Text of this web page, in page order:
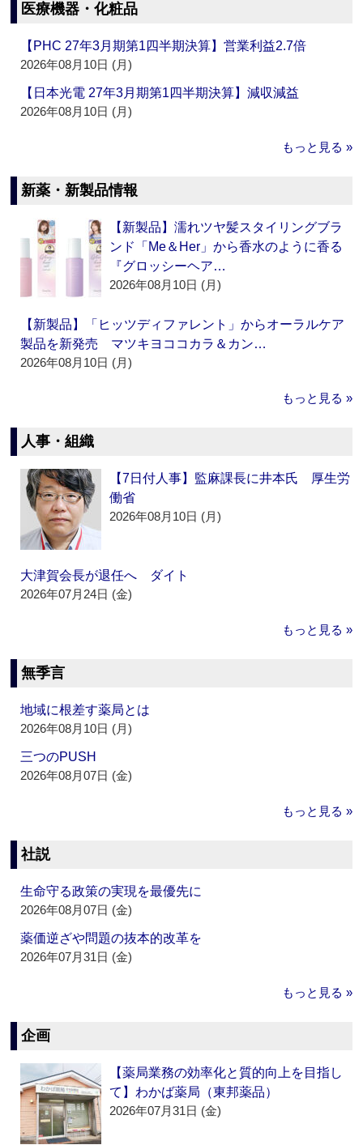
医療機器・化粧品
【PHC 27年3月期第1四半期決算】営業利益2.7倍
2026年08月10日 (月)
【日本光電 27年3月期第1四半期決算】減収減益
2026年08月10日 (月)
もっと見る »
新薬・新製品情報
【新製品】濡れツヤ髪スタイリングブラ
ンド「Me＆Her」から香水のように香る
『グロッシーヘア…
2026年08月10日 (月)
【新製品】「ヒッツディファレント」からオーラルケア
製品を新発売 マツキヨココカラ＆カン…
2026年08月10日 (月)
もっと見る »
人事・組織
【7日付人事】監麻課長に井本氏 厚生労
働省
2026年08月10日 (月)
大津賀会長が退任へ ダイト
2026年07月24日 (金)
もっと見る »
無季言
地域に根差す薬局とは
2026年08月10日 (月)
三つのPUSH
2026年08月07日 (金)
もっと見る »
社説
生命守る政策の実現を最優先に
2026年08月07日 (金)
薬価逆ざや問題の抜本的改革を
2026年07月31日 (金)
もっと見る »
企画
【薬局業務の効率化と質的向上を目指し
て】わかば薬局（東邦薬品）
2026年07月31日 (金)